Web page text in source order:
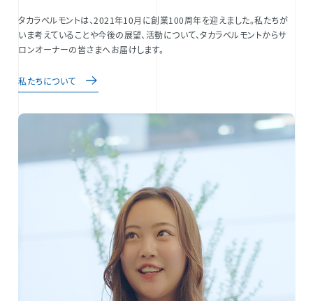
タカラベルモントは、2021年10月に創業100周年を迎えました。私たちが
いま考えていることや今後の展望、活動について、タカラベルモントからサ
ロンオーナーの皆さまへお届けします。
私たちについて